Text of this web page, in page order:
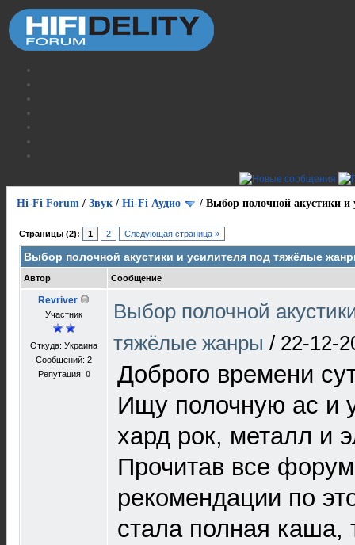
Hi-Fi Forum / Звук / Hi-Fi Аудио / Выбор полочной акустики
Страницы (2): 1 2 Следующая страница »
Выбор полочной акустики и усилителя под тяжёлые
Автор Сообщение
Revriver
Участник
Откуда: Украина
Сообщений: 2
Репутация: 0
Выбор полочной
тяжёлые жанры / 22-12-
Доброго времени
Ищу полочную ас и
хард рок, металл и
Прочитав все
рекомендации по
стала полная каша,